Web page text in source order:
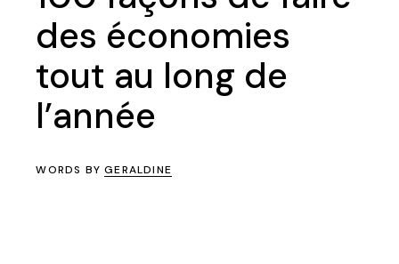
des économies
tout au long de
l’année
WORDS BYGERALDINE